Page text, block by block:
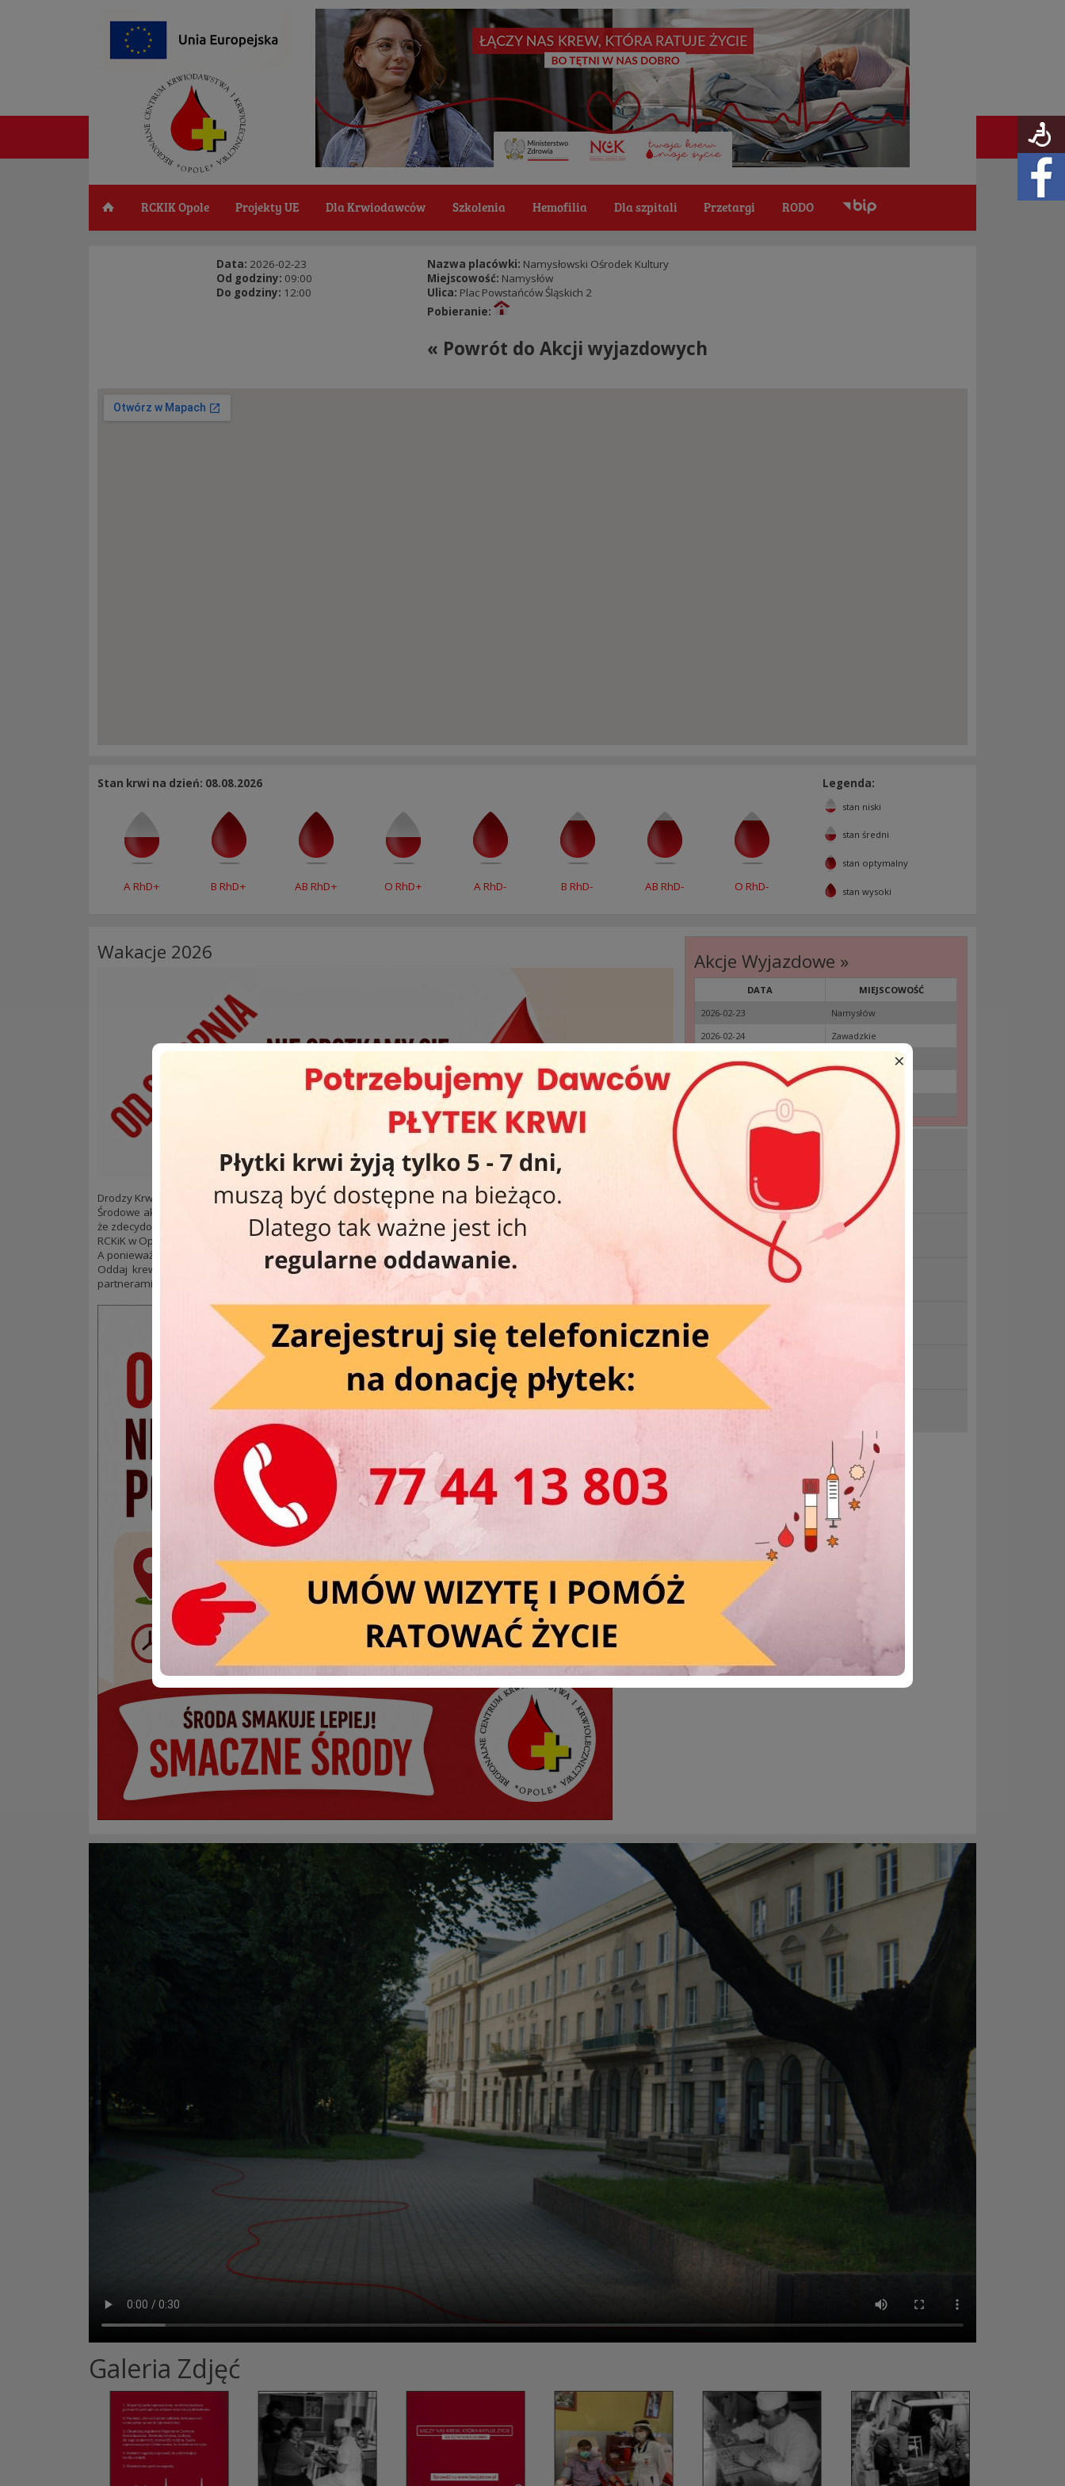
RCKIK Opole Projekty UE Dla Krwiodawców Szkolenia Hemofilia Dla szpitali Przetargi RODO
Data: 2026-02-23
Od godziny: 09:00
Do godziny: 12:00
Nazwa placówki: Namysłowski Ośrodek Kultury
Miejscowość: Namysłów
Ulica: Plac Powstańców Śląskich 2
Pobieranie:
« Powrót do Akcji wyjazdowych
Stan krwi na dzień: 08.08.2026 Legenda:
A RhD+ B RhD+ AB RhD+ O RhD+ A RhD- B RhD- AB RhD- O RhD-
stan niski
stan średni
stan optymalny
stan wysoki
Wakacje 2026
Drodzy Krwiodawcy! Mała zmiana planów od sierpnia.
Środowe akcje poboru krwi pod CH Solaris nie cieszyły się taką frekwencją, na jaką liczyliśmy. Pokazaliście nam za to,
że zdecydowanie chętniej odwiedzacie nas w siedzibie RCKiK — dlatego właśnie tam będziemy na Was czekać!
RCKiK w Opolu, ul. Kośnego 55od 7:00 do 14:30.
A ponieważ środa może smakować naprawdę dobrze, zapraszamy również na nasze „Smaczne Środy”!
Oddaj krew, uratuj komuś zdrowie lub życie i skorzystaj z miłej niespodzianki przygotowanej wspólnie z naszymi
partnerami.
Akcje Wyjazdowe »
DATA
MIEJSCOWOŚĆ
2026-02-23
Namysłów
2026-02-24
Zawadzkie
2026-02-25
Kędzierzyn-Koźle
2026-02-27
Kędzierzyn-Koźle
Widzimy się pod Solarisem
Kondolencje
Odwołana akcja 15.07.2026r.
Potrzebna krew grupy 0 Rh-
Światowy Dzień Krwiodawcy 14 czerwca
Wszystkie aktualności
Galeria Zdjęć
×